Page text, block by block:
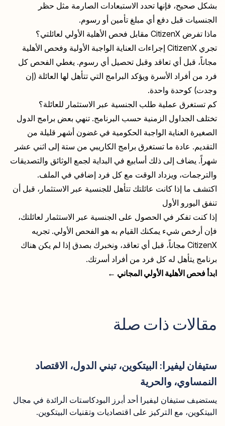
بشكل صحيح، فإنها تحدد الاستبعادات الصارمة مثل حظر
الجنسيات قبل دفع أي مبلغ تأمين أو رسوم.
ماذا تفرض CitizenX مقابل فحص الأهلية الأولي لعائلتي؟
تجري CitizenX إجراءات العناية الواجبة الأولية وفحص الأهلية
مجاناً، قبل أي تعاقد وقبل تحصيل أي رسوم. يغطي الفحص كل
فرد من أفراد الأسرة ويؤكد البرامج التي تتأهل لها العائلة (إن
وجدت) كوحدة واحدة.
كم تستغرق عملية طلب الجنسية عبر الاستثمار للعائلة؟
تختلف الجداول الزمنية حسب البرنامج. تنهي بعض برامج الدول
الصغيرة العناية الواجبة الحكومية في غضون أشهر قليلة من
التقديم. عادة ما تستغرق برامج الكاريبي من ستة إلى اثني عشر
شهراً. يضاف إلى ذلك أسابيع في البداية لجمع الوثائق والتصديقات
والترجمات، ويزداد الوقت مع كل فرد إضافي في الملف.
اكتشف ما إذا كانت عائلتك تتأهل للجنسية عبر الاستثمار، قبل أن
تنفق اليورو الأول
إذا كنت تفكر في الحصول على الجنسية عبر الاستثمار لعائلتك،
فإن أرخص شيء يمكنك القيام به هو الفحص الأولي. تجريه
CitizenX مجاناً، قبل أي تعاقد، ونخبرك بصدق إذا لم يكن هناك
برنامج يتأهل له كل فرد من أفراد أسرتك.
ابدأ فحص الأهلية الأولي المجاني ←
مقالات ذات صلة
ستيفان ليفيرا: البيتكوين، تبني الدول، الاقتصاد
النمساوي، والحرية
يستضيف ستيفان ليفيرا أحد أبرز البودكاستات الرائدة في مجال
البيتكوين، مع التركيز على اقتصاديات وتقنيات البيتكوين.